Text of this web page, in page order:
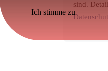
sind.
Ich stimme zu